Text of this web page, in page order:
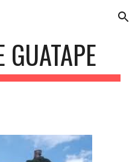
Skip to navigation
GUATAPE